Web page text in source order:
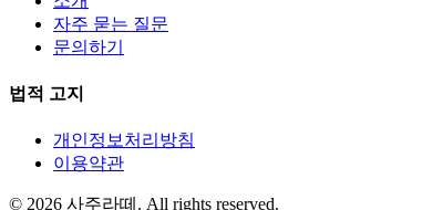
자주 묻는 질문
문의하기
법적 고지
개인정보처리방침
이용약관
© 2026 사주라떼. All rights reserved.